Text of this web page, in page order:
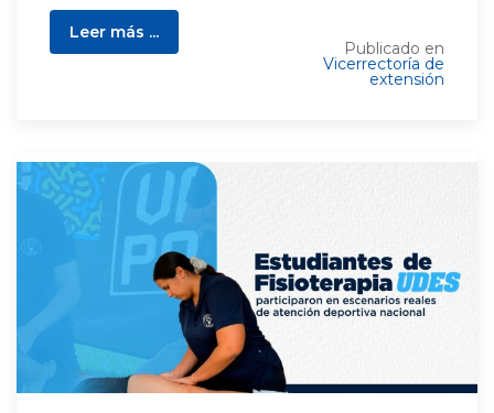
Leer más ...
Publicado en
Vicerrectoría de
extensión